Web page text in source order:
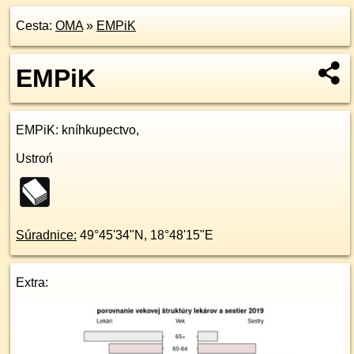
Cesta: OMA» EMPiK
EMPiK
EMPiK: kníhkupectvo,
Ustroń
Súradnice: 49°45'34"N , 18°48'15"E
Extra: